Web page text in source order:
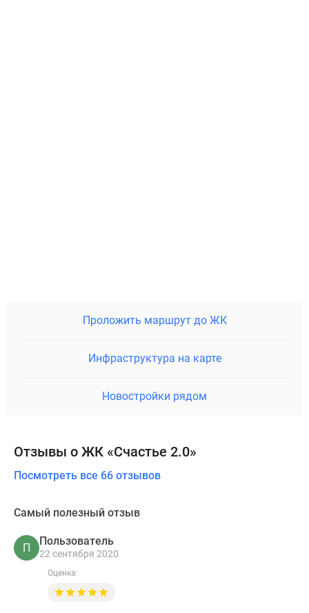
Проложить маршрут до ЖК
Инфраструктура на карте
Новостройки рядом
Отзывы о ЖК «Счастье 2.0»
Посмотреть все 66 отзывов
Самый полезный отзыв
П
Пользователь
22 сентября 2020
Оценка: